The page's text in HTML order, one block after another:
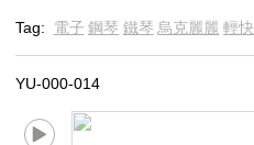
Tag: 電子 鋼琴 鐵琴 烏克麗麗 輕快
YU-000-014